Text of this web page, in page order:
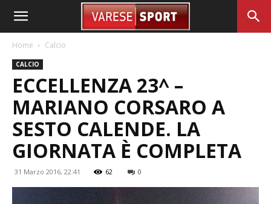
Home Calcio
CALCIO
ECCELLENZA 23^ –
MARIANO CORSARO A
SESTO CALENDE. LA
GIORNATA È COMPLETA
31 Marzo 2016, 22:41 62 0